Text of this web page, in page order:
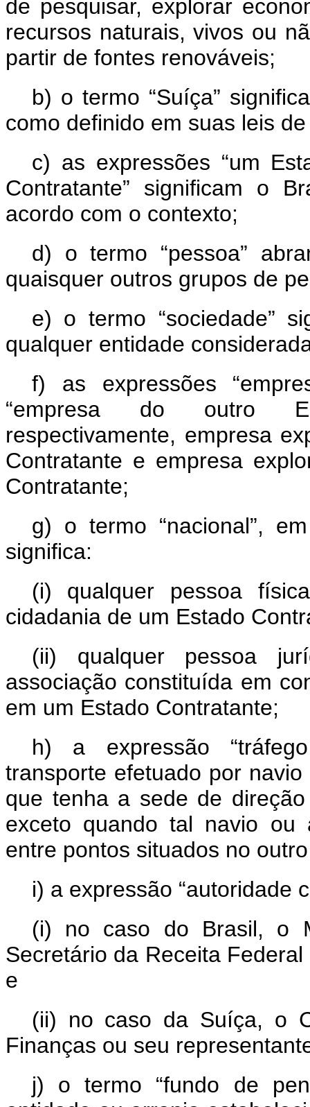
de pesquisar, explorar
recursos naturais, vivos ou
partir de fontes renováveis;
b) o termo “Suíça”
como definido em suas leis
c) as expressões “um
Contratante” significam o
acordo com o contexto;
d) o termo “pessoa”
quaisquer outros grupos de
e) o termo “sociedade”
qualquer entidade
f) as expressões
“empresa do outro
respectivamente, empresa
Contratante e empresa
Contratante;
g) o termo “nacional”,
significa:
(i) qualquer pessoa
cidadania de um Estado
(ii) qualquer pessoa
associação constituída em
em um Estado Contratante;
h) a expressão
transporte efetuado por
que tenha a sede de
exceto quando tal navio ou
entre pontos situados no
i) a expressão “autoridade
(i) no caso do Brasil, o
Secretário da Receita
e
(ii) no caso da Suíça, o
Finanças ou seu
j) o termo “fundo de